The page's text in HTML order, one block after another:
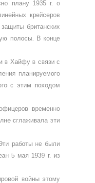
плану 1935 г. о
крейсеров
британских
полосы. В конце
в Хайфу в связи с
планируемого
с этим походом
временно
сглаживала эти
ра­боты не были
5 мая 1939 г. из
войны этому